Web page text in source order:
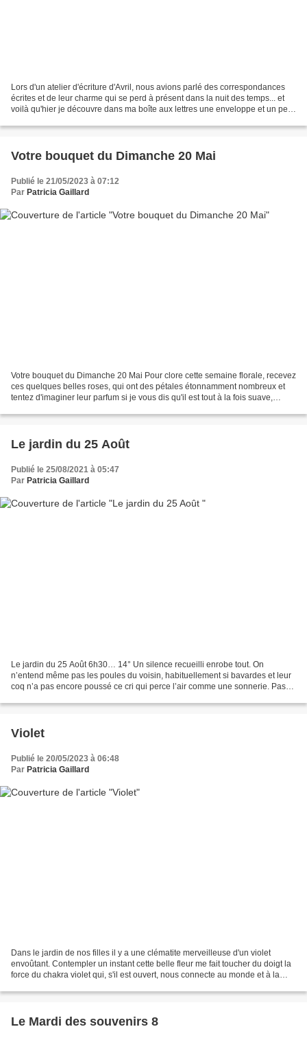
Lors d'un atelier d'écriture d'Avril, nous avions parlé des correspondances
écrites et de leur charme qui se perd à présent dans la nuit des temps... et
voilà qu'hier je découvre dans ma boîte aux lettres une enveloppe et un petit
Votre bouquet du Dimanche 20 Mai
Publié le 21/05/2023 à 07:12
Par Patricia Gaillard
Votre bouquet du Dimanche 20 Mai Pour clore cette semaine florale, recevez
ces quelques belles roses, qui ont des pétales étonnamment nombreux et
tentez d'imaginer leur parfum si je vous dis qu'il est tout à la fois suave,
Le jardin du 25 Août
Publié le 25/08/2021 à 05:47
Par Patricia Gaillard
Le jardin du 25 Août 6h30… 14° Un silence recueilli enrobe tout. On
n’entend même pas les poules du voisin, habituellement si bavardes et leur
coq n’a pas encore poussé ce cri qui perce l’air comme une sonnerie. Pas
Violet
Publié le 20/05/2023 à 06:48
Par Patricia Gaillard
Dans le jardin de nos filles il y a une clématite merveilleuse d'un violet
envoûtant. Contempler un instant cette belle fleur me fait toucher du doigt la
force du chakra violet qui, s'il est ouvert, nous connecte au monde et à la
Le Mardi des souvenirs 8